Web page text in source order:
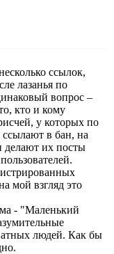
ссылок,
лазанья по
вопрос –
кто и кому
у которых по
в бан, на
делают их посты
мой взгляд это
- "Маленький
людей. Как бы